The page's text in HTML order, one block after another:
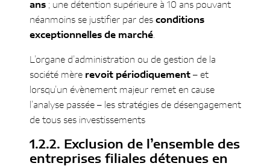
ans; une détention supérieure à 10 ans pouvant
néanmoins se justifier par des conditions
exceptionnelles de marché.
L’organe d’administration ou de gestion de la
société mère revoit périodiquement– et
lorsqu’un évènement majeur remet en cause
l’analyse passée – les stratégies de désengagement
de tous ses investissements
Exclusion de l’ensemble des
entreprises filiales détenues en